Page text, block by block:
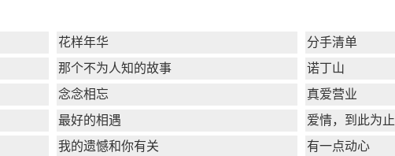
花样年华
分手清单
那个不为人知的故事
诺丁山
念念相忘
真爱营业
最好的相遇
爱情，到此为止
我的遗憾和你有关
有一点动心